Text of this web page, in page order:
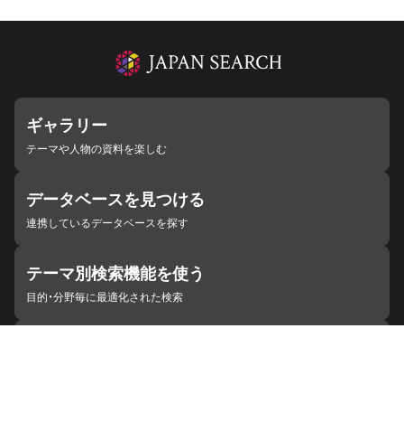
ギャラリー
テーマや人物の資料を楽しむ
データベースを見つける
連携しているデータベースを探す
テーマ別検索機能を使う
目的・分野毎に最適化された検索